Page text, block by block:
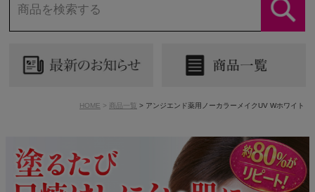
HOME 商品一覧 アンジエンド薬用ノーカラーメイクUV Wホワイト